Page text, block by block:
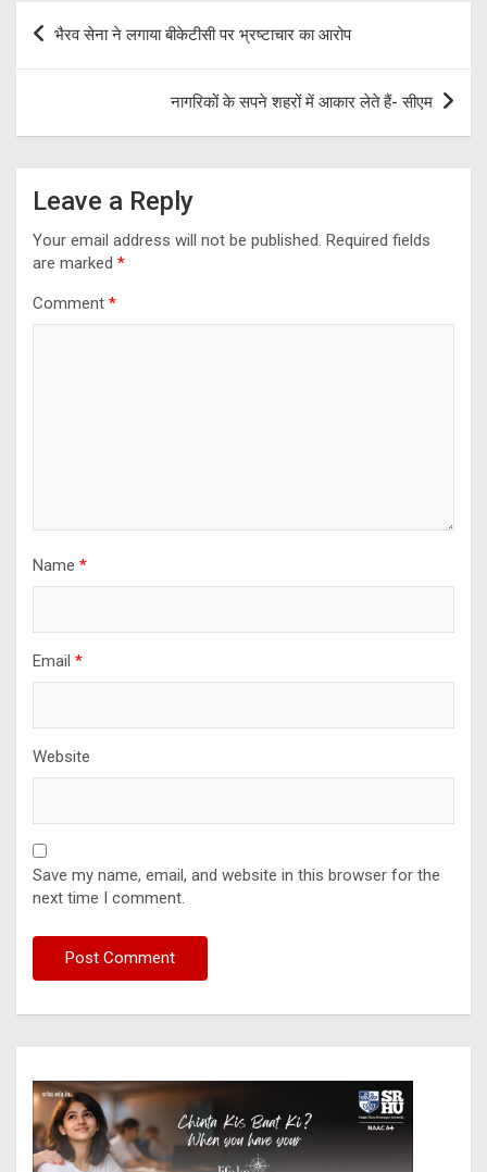
k
p
Post
navigation
भैरव सेना ने लगाया बीकेटीसी पर भ्रष्टाचार का आरोप
नागरिकों के सपने शहरों में आकार लेते हैं- सीएम
Leave a Reply
Your email address will not be published. Required fields
are marked *
Comment *
Name *
Email *
Website
Save my name, email, and website in this browser for the
next time I comment.